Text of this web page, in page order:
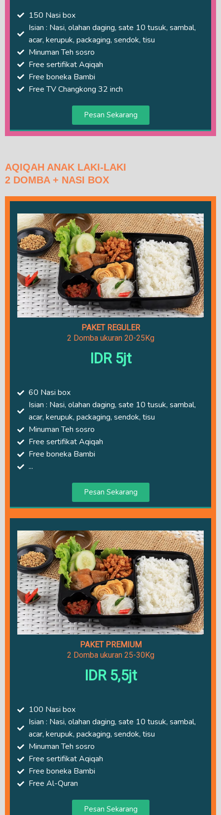
150 Nasi box
Isian : Nasi, olahan daging, sate 10 tusuk, sambal,
acar, kerupuk, packaging, sendok, tisu
Minuman Teh sosro
Free sertifikat Aqiqah
Free boneka Bambi
Free TV Changkong 32 inch
Pesan Sekarang
AQIQAH ANAK LAKI-LAKI
2 DOMBA + NASI BOX
PAKET REGULER
2 Domba ukuran 20-25Kg
IDR 5jt
60 Nasi box
Isian : Nasi, olahan daging, sate 10 tusuk, sambal,
acar, kerupuk, packaging, sendok, tisu
Minuman Teh sosro
Free sertifikat Aqiqah
Free boneka Bambi
...
Pesan Sekarang
PAKET PREMIUM
2 Domba ukuran 25-30Kg
IDR 5,5jt
100 Nasi box
Isian : Nasi, olahan daging, sate 10 tusuk, sambal,
acar, kerupuk, packaging, sendok, tisu
Minuman Teh sosro
Free sertifikat Aqiqah
Free boneka Bambi
Free Al-Quran
Pesan Sekarang